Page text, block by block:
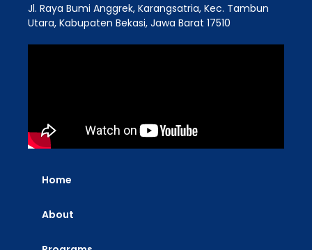
Jl. Raya Bumi Anggrek, Karangsatria, Kec. Tambun
Utara, Kabupaten Bekasi, Jawa Barat 17510
Home
About